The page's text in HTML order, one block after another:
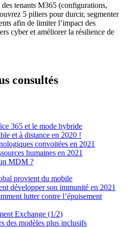
tenants M365 (configurations,
5 piliers pour durcir, segmenter
afin de limiter l’impact des
cyber et améliorer la résilience de
consultés
365 et le mode hybride
et à distance en 2020 !
convoitées en 2021
humaines en 2021
MDM ?
provient du mobile
développer son immunité en 2021
lutter contre l’épuisement
Exchange (1/2)
des modèles plus inclusifs